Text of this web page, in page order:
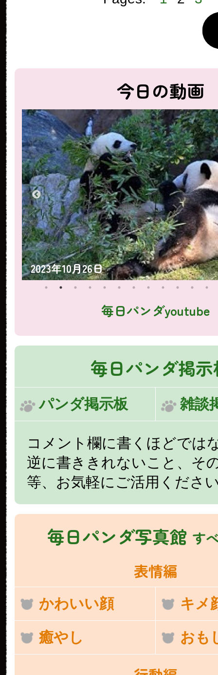
今日の動画
2023年10月25日
毎日パンダyoutube
毎日パンダ掲
パンダ掲示板 雑談
コメント欄に書くほどでは
逆に書ききれないこと、そ
等、お気軽にご活用くださ
毎日パンダ写真館 す
表情編
かわいい顔 キメ
癒やし おも